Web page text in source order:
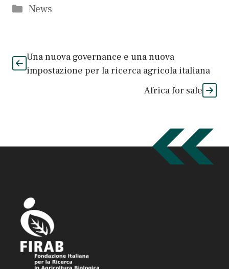
Categorie
News
Una nuova governance e una nuova
impostazione per la ricerca agricola italiana
Africa for sale